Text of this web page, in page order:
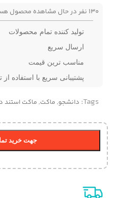
130 نفر در حال مشاهده محصول
تولید کننده تمام محصولات
ارسال سریع
مناسب ترین قیمت
پشتیبانی سریع با استفاده
Tags: دانشجو, ماکت, ماکت استند
جهت خرید